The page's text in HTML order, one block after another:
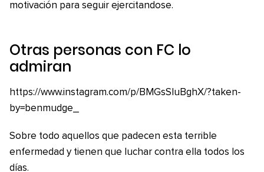
motivación para seguir ejercitandose.
Otras personas con FC lo
admiran
https://www.instagram.com/p/BMGsSluBghX/?taken-
by=benmudge_
Sobre todo aquellos que padecen esta terrible
enfermedad y tienen que luchar contra ella todos los
días.